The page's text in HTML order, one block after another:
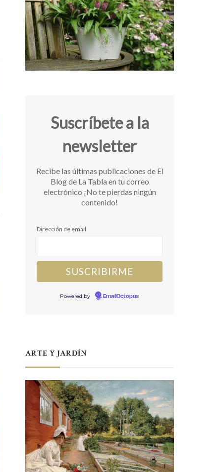
Suscríbete a la
newsletter
Recibe las últimas publicaciones de El
Blog de La Tabla en tu correo
electrónico ¡No te pierdas ningún
contenido!
Dirección de email
Powered by EmailOctopus
ARTE Y JARDÍN